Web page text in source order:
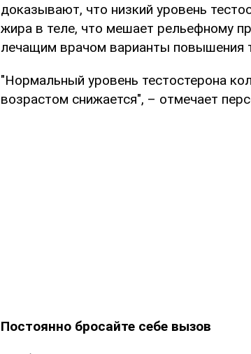
доказывают, что низкий уровень
жира в теле, что мешает рельефному
лечащим врачом варианты повышения
"Нормальный уровень тестостерона
возрастом снижается", – отмечает
Постоянно бросайте себе вызов